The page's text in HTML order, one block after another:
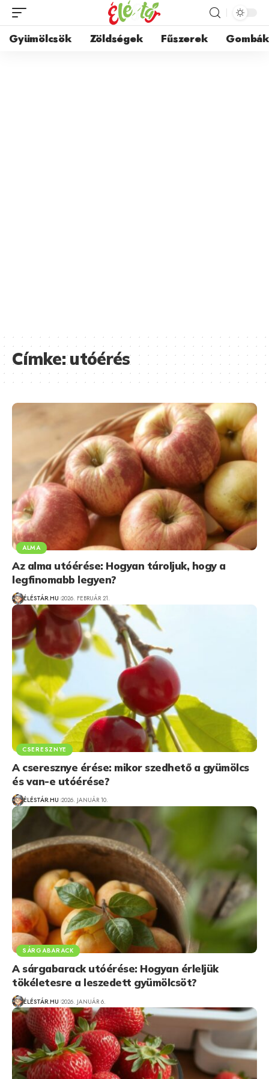
Gyümölcsök Zöldségek Fűszerek Gombák
Címke:utóérés
ALMA
Az alma utóérése: Hogyan tároljuk, hogy a
legfinomabb legyen?
ÉLÉSTÁR.HU 2026. FEBRUÁR 21.
CSERESZNYE
A cseresznye érése: mikor szedhető a gyümölcs
és van-e utóérése?
ÉLÉSTÁR.HU 2026. JANUÁR 10.
SÁRGABARACK
A sárgabarack utóérése: Hogyan érleljük
tökéletesre a leszedett gyümölcsöt?
ÉLÉSTÁR.HU 2026. JANUÁR 6.